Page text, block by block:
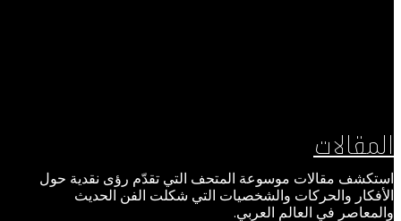
المقالات
استكشف مقالات موسوعة المتحف التي تقدّم رؤى نقدية حول
الأفكار والحركات والشخصيات التي شكلت الفن الحديث
والمعاصر في العالم العربي.